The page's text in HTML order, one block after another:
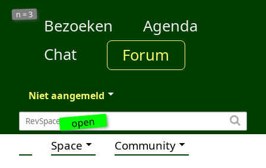
open
n =3
Bezoeken
Agenda
Chat
Forum
Niet aangemeld
Space Community